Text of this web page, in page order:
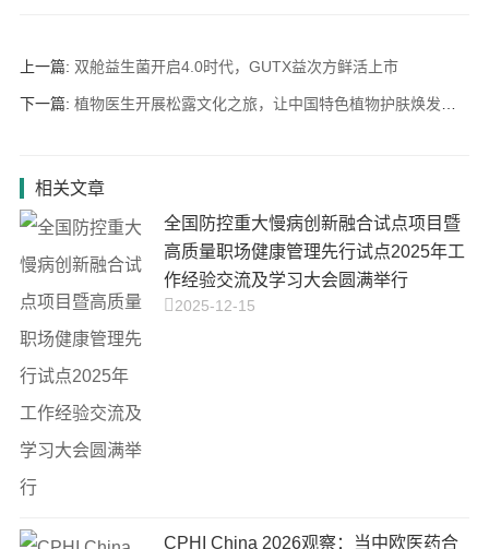
上一篇: 双舱益生菌开启4.0时代，GUTX益次方鲜活上市
下一篇: 植物医生开展松露文化之旅，让中国特色植物护肤焕发新光彩
相关文章
全国防控重大慢病创新融合试点项目暨
高质量职场健康管理先行试点2025年工
作经验交流及学习大会圆满举行
2025-12-15
CPHI China 2026观察：当中欧医药合